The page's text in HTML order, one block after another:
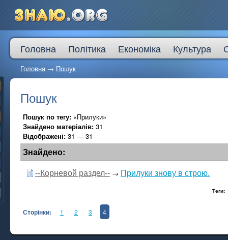
Головна Політика Економіка Культура
Головна→ Пошук
Пошук
Пошук по тегу: «Прилуки»
Знайдено матеріалів: 31
Відображені: 31 — 31
Знайдено:
--Корневой раздел-- → Прилуки знову в строю.
Теги:
Сторінки: 1 2 3 4